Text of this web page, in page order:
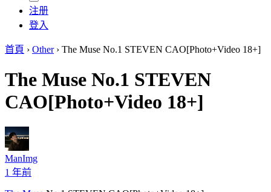
注册
登入
首頁 › Other › The Muse No.1 STEVEN CAO[Photo+Video 18+]
The Muse No.1 STEVEN
CAO[Photo+Video 18+]
ManImg
1 年前